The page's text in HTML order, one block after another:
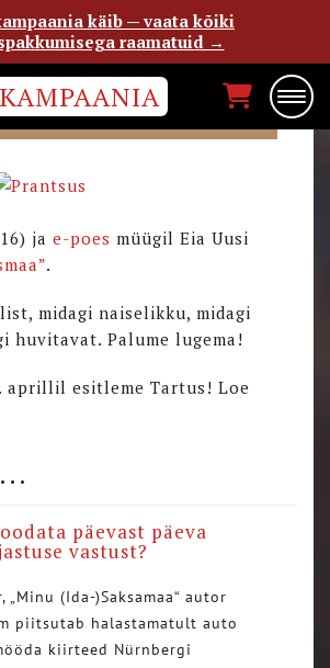
PRANTSUSMAA”
ja e-poes müügil Eia Uusi
.
midagi naiselikku, midagi
huvitavat. Palume lugema!
aprillil esitleme Tartus! Loe
päevast päeva
vastust?
(Ida-)Saksamaa“ autor
piitsutab halastamatult auto
kiirteed Nürnbergi
käib — vaata kõiki
raamatuid →